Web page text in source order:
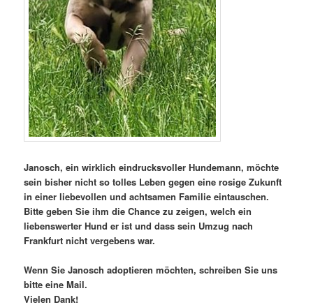
Janosch, ein wirklich eindrucksvoller Hundemann, möchte
sein bisher nicht so tolles Leben gegen eine rosige Zukunft
in einer liebevollen und achtsamen Familie eintauschen.
Bitte geben Sie ihm die Chance zu zeigen, welch ein
liebenswerter Hund er ist und dass sein Umzug nach
Frankfurt nicht vergebens war.
Wenn Sie Janosch adoptieren möchten, schreiben Sie uns
bitte eine Mail.
Vielen Dank!